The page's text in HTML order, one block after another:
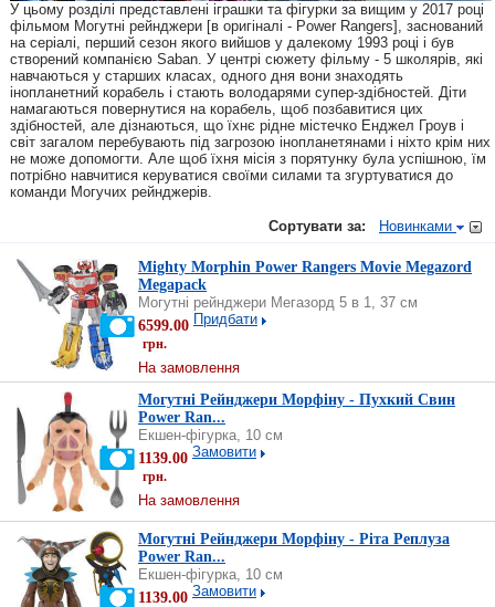
У цьому розділі представлені іграшки та фігурки за вищим у 2017 році
фільмом Могутні рейнджери [в оригіналі - Power Rangers], заснований
на серіалі, перший сезон якого вийшов у далекому 1993 році і був
створений компанією Saban. У центрі сюжету фільму - 5 школярів, які
навчаються у старших класах, одного дня вони знаходять
інопланетний корабель і стають володарями супер-здібностей. Діти
намагаються повернутися на корабель, щоб позбавитися цих
здібностей, але дізнаються, що їхнє рідне містечко Енджел Гроув і
світ загалом перебувають під загрозою інопланетянами і ніхто крім них
не може допомогти. Але щоб їхня місія з порятунку була успішною, їм
потрібно навчитися керуватися своїми силами та згуртуватися до
команди Могучих рейнджерів.
Сортувати за: Новинками
Mighty Morphin Power Rangers Movie Megazord
Megapack
Могутні рейнджери Мегазорд 5 в 1, 37 см
6599.00
грн.
Придбати
На замовлення
Могутні Рейнджери Морфіну - Пухкий Свин
Power Ran...
Екшен-фігурка, 10 см
1139.00
грн.
Замовити
На замовлення
Могутні Рейнджери Морфіну - Ріта Реплуза
Power Ran...
Екшен-фігурка, 10 см
1139.00 Замовити